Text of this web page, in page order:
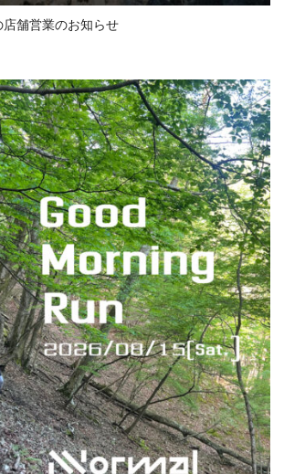
店舗営業のお知らせ